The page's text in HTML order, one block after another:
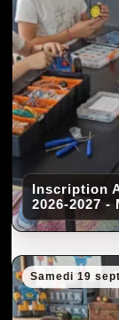
Inscription
2026-2027 -
Samedi 19